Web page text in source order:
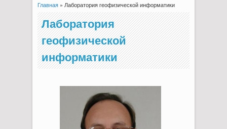
Вы здесь
Главная» Лаборатория геофизической информатики
Лаборатория
геофизической
информатики